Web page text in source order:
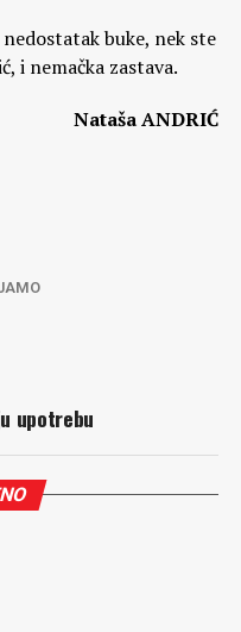
nedostatak buke, nek ste
i nemačka zastava.
Nataša ANDRIĆ
upotrebu